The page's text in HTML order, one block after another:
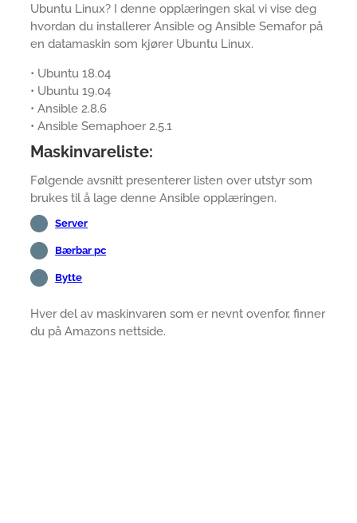
Ubuntu Linux? I denne opplæringen skal vi vise deg
hvordan du installerer Ansible og Ansible Semafor på
en datamaskin som kjører Ubuntu Linux.
• Ubuntu 18.04
• Ubuntu 19.04
• Ansible 2.8.6
• Ansible Semaphoer 2.5.1
Maskinvareliste:
Følgende avsnitt presenterer listen over utstyr som
brukes til å lage denne Ansible opplæringen.
Server
Bærbar pc
Bytte
Hver del av maskinvaren som er nevnt ovenfor, finner
du på Amazons nettside.